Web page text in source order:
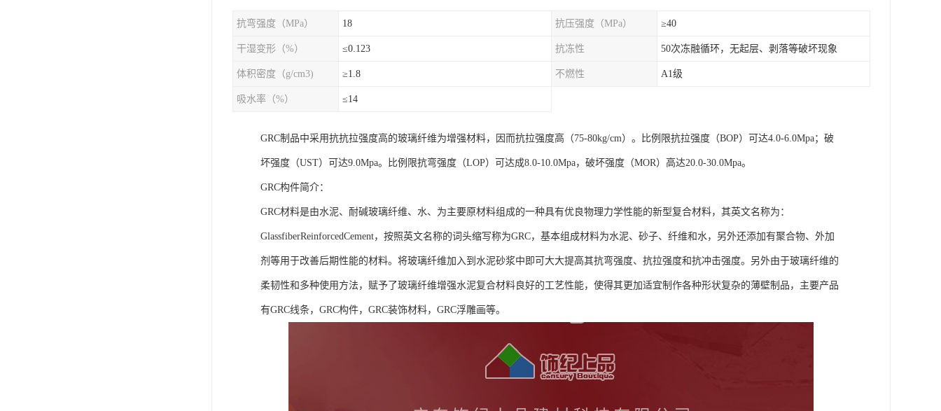
抗弯强度（MPa） 18 抗压强度（MPa） ≥40
干湿变形（%） ≤0.123 抗冻性 50次冻融循环，无起层、剥落等破坏现象
体积密度（g/cm3) ≥1.8 不燃性 A1级
吸水率（%） ≤14
GRC制品中采用抗抗拉强度高的玻璃纤维为增强材料，因而抗拉强度高（75-80kg/cm）。比例限抗拉强度（BOP）可达4.0-6.0Mpa；破
坏强度（UST）可达9.0Mpa。比例限抗弯强度（LOP）可达成8.0-10.0Mpa，破坏强度（MOR）高达20.0-30.0Mpa。
GRC构件简介：
GRC材料是由水泥、耐碱玻璃纤维、水、为主要原材料组成的一种具有优良物理力学性能的新型复合材料，其英文名称为：
GlassfiberReinforcedCement，按照英文名称的词头缩写称为GRC，基本组成材料为水泥、砂子、纤维和水，另外还添加有聚合物、外加
剂等用于改善后期性能的材料。将玻璃纤维加入到水泥砂浆中即可大大提高其抗弯强度、抗拉强度和抗冲击强度。另外由于玻璃纤维的
柔韧性和多种使用方法，赋予了玻璃纤维增强水泥复合材料良好的工艺性能，使得其更加适宜制作各种形状复杂的薄壁制品，主要产品
有GRC线条，GRC构件，GRC装饰材料，GRC浮雕画等。